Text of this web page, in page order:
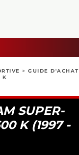
> GUIDE D'ACHAT
K
SUPER-
K (1997 -